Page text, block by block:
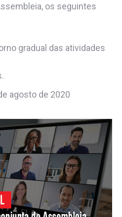
os seguintes
gradual das atividades
agosto de 2020